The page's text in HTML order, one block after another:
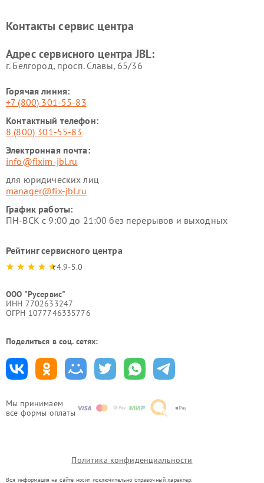
Мы принимаем
все формы оплаты
Контакты сервис центра
Адрес сервисного центра JBL:
г. Белгород, просп. Славы, 65/36
Горячая линия:
+7 (800) 301-55-83
Контактный телефон:
8 (800) 301-55-83
Электронная почта:
info@fixim-jbl.ru
для юридических лиц
manager@fix-jbl.ru
График работы:
ПН-ВСК с 9:00 до 21:00 без перерывов и выходных
Рейтинг сервисного центра
4.9-5.0
ООО "Русервис"
ИНН 7702633247
ОГРН 1077746335776
Поделиться в соц. сетях:
Политика конфиденциальности
Вся информация на сайте носит исключительно справочный характер.